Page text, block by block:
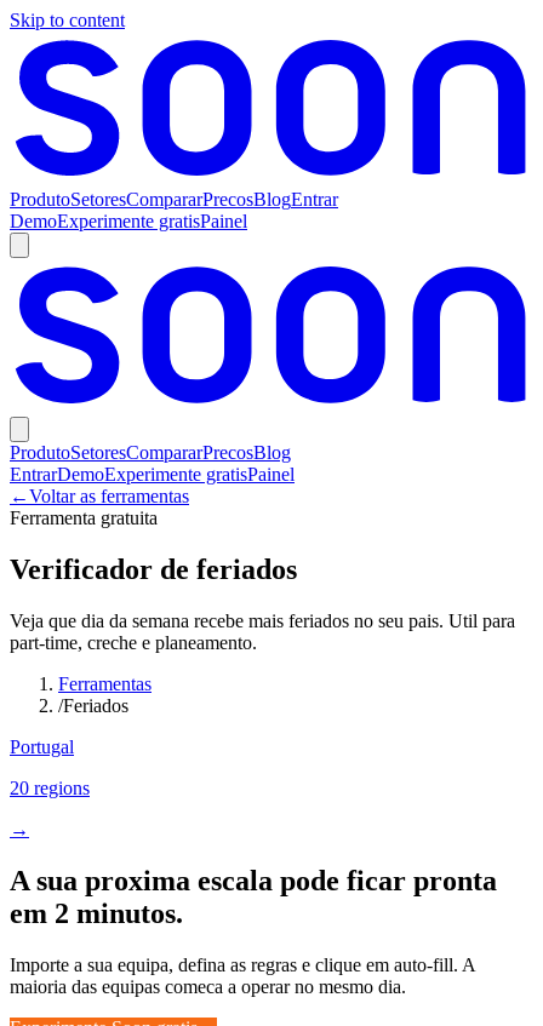
Skip to content
ProdutoSetoresCompararPrecosBlogEntrar
DemoExperimente gratisPainel
ProdutoSetoresCompararPrecosBlog
EntrarDemoExperimente gratisPainel
←Voltar as ferramentas
Ferramenta gratuita
Verificador de feriados
Veja que dia da semana recebe mais feriados no seu pais. Util para
part-time, creche e planeamento.
Ferramentas
/Feriados
Portugal
20 regions
→
A sua proxima escala pode ficar pronta
em 2 minutos.
Importe a sua equipa, defina as regras e clique em auto-fill. A
maioria das equipas comeca a operar no mesmo dia.